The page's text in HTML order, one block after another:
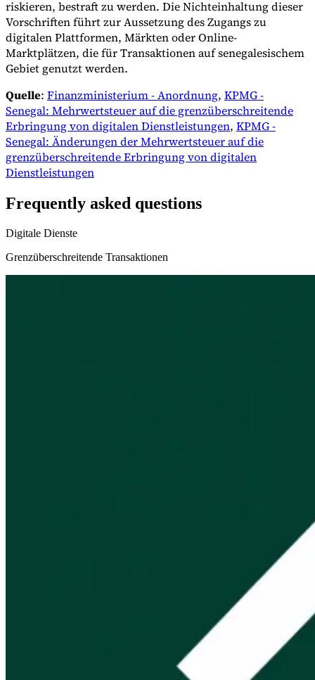
riskieren, bestraft zu werden. Die Nichteinhaltung dieser
Vorschriften führt zur Aussetzung des Zugangs zu
digitalen Plattformen, Märkten oder Online-
Marktplätzen, die für Transaktionen auf senegalesischem
Gebiet genutzt werden.
Quelle: Finanzministerium - Anordnung, KPMG -
Senegal: Mehrwertsteuer auf die grenzüberschreitende
Erbringung von digitalen Dienstleistungen, KPMG -
Senegal: Änderungen der Mehrwertsteuer auf die
grenzüberschreitende Erbringung von digitalen
Dienstleistungen
Frequently asked questions
Digitale Dienste
Grenzüberschreitende Transaktionen